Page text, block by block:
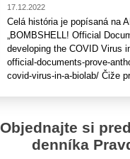
17.12.2022
Celá história je popísaná na
„BOMBSHELL! Official
developing the COVID Virus
official-documents-prove-
covid-virus-in-a-biolab/ Čiže
Objednajte si
denníka